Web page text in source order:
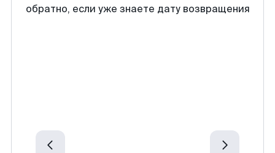
обратно, если уже знаете дату возвращения